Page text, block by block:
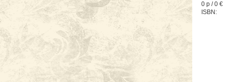
0 p / 0 €
ISBN: